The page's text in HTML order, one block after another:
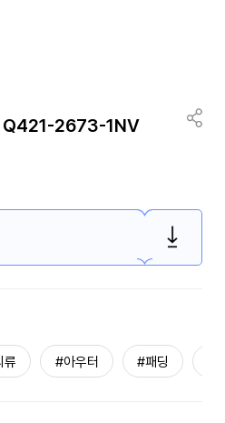
Q421-2673-1NV
류 #아우터 #패딩